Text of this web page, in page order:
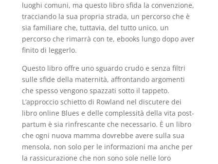
luoghi comuni, ma questo libro sfida la convenzione,
tracciando la sua propria strada, un percorso che è
sia familiare che, tuttavia, del tutto unico, un
percorso che rimarrà con te, ebooks lungo dopo aver
finito di leggerlo.
Questo libro offre uno sguardo crudo e senza filtri
sulle sfide della maternità, affrontando argomenti
che spesso vengono spazzati sotto il tappeto.
L’approccio schietto di Rowland nel discutere dei
libro online Blues e delle complessità della vita post-
partum è sia rinfrescante che necessario. È un libro
che ogni nuova mamma dovrebbe avere sulla sua
mensola, non solo per le informazioni ma anche per
la rassicurazione che non sono sole nelle loro